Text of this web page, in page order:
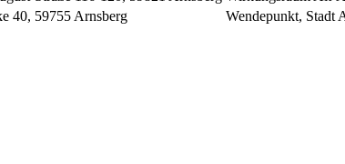
40, 59755 Arnsberg Wendepunkt, Stadt